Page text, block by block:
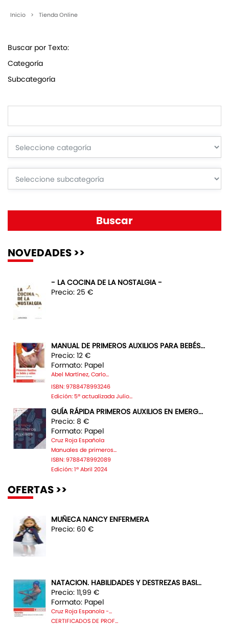
Inicio > Tienda Online
Buscar por Texto:
Categoría
Subcategoría
NOVEDADES >>
- LA COCINA DE LA NOSTALGIA -
Precio: 25 €
MANUAL DE PRIMEROS AUXILIOS PARA BEBÉS...
Precio: 12 €
Formato: Papel
Abel Martínez, Carlo...
ISBN: 9788478993246
Edición: 5ª actualizada Julio...
GUÍA RÁPIDA PRIMEROS AUXILIOS EN EMERG...
Precio: 8 €
Formato: Papel
Cruz Roja Española
Manuales de primeros...
ISBN: 9788478992089
Edición: 1ª Abril 2024
OFERTAS >>
MUÑECA NANCY ENFERMERA
Precio: 60 €
NATACION. HABILIDADES Y DESTREZAS BASI...
Precio: 11,99 €
Formato: Papel
Cruz Roja Espanola -...
CERTIFICADOS DE PROF...